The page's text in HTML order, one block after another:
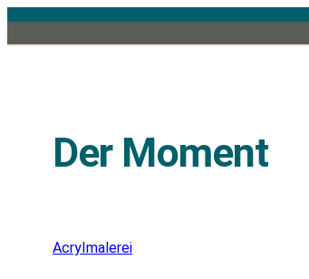
Zum
Inhalt
Der Moment
Acrylmalerei